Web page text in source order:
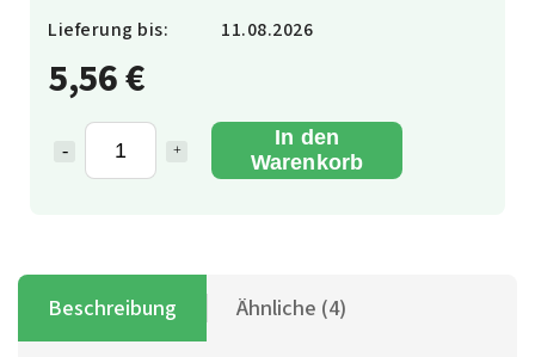
5,56 €
In den
Warenkorb
Lieferung bis: 11.08.2026
Beschreibung Ähnliche (4)